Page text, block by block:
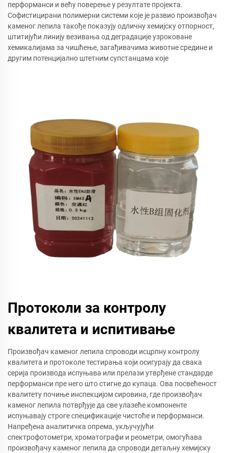
перформанси и већу поверење у резултате пројекта.
Софистицирани полимерни системи које је развио произвођач
каменог лепила такође показују одличну хемијску отпорност,
штитијући линију везивања од деградације узроковане
хемикалијама за чишћење, загађивачима животне средине и
другим потенцијално штетним супстанцама које
Протоколи за контролу
квалитета и испитивање
Произвођач каменог лепила спроводи исцрпну контролу
квалитета и протоколе тестирања који осигурају да свака
серија производа испуњава или прелази утврђене стандарде
перформанси пре него што стигне до купаца. Ова посвећеност
квалитету почиње инспекцијом сировина, где произвођач
каменог лепила потврђује да све улазеће компоненте
испуњавају строге спецификације чистоће и перформанси.
Напређена аналитичка опрема, укључујући
спектрофотометри, хроматографи и реометри, омогућава
произвођачу каменог лепила да спроводи детаљну хемијску